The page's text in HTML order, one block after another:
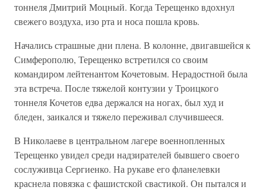
тоннеля Дмитрий Моцный. Когда Терещенко вдохнул
свежего воздуха, изо рта и носа пошла кровь.
Начались страшные дни плена. В колонне, двигавшейся к
Симферополю, Терещенко встретился со своим
командиром лейтенантом Кочетовым. Нерадостной была
эта встреча. После тяжелой контузии у Троицкого
тоннеля Кочетов едва держался на ногах, был худ и
бледен, заикался и тяжело переживал случившееся.
В Николаеве в центральном лагере военнопленных
Терещенко увидел среди надзирателей бывшего своего
сослуживца Сергиенко. На рукаве его фланелевки
краснела повязка с фашистской свастикой. Он пытался и